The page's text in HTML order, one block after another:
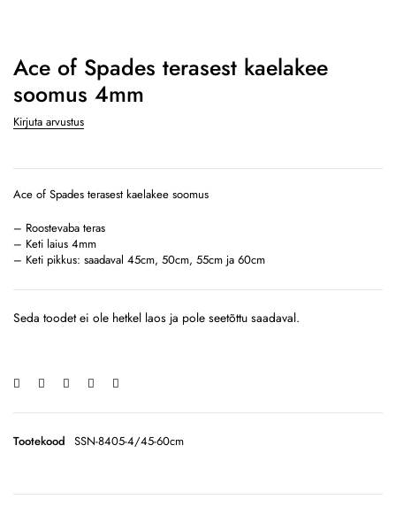
Ace of Spades terasest kaelakee
soomus 4mm
Kirjuta arvustus
Ace of Spades terasest kaelakee soomus
– Roostevaba teras
– Keti laius 4mm
– Keti pikkus: saadaval 45cm, 50cm, 55cm ja 60cm
Seda toodet ei ole hetkel laos ja pole seetõttu saadaval.
Tootekood SSN-8405-4/45-60cm